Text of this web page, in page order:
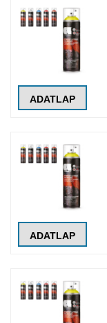
ADATLAP
ADATLAP